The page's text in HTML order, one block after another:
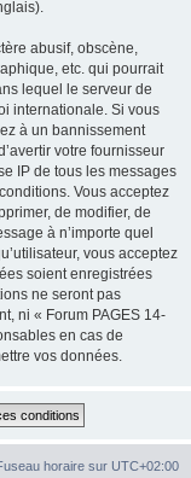
abusif, obscène,
etc. qui pourrait
lequel le serveur de
internationale. Si vous
à un bannissement
votre fournisseur
IP de tous les messages
Vous acceptez
de modifier, de
à n’importe quel
vous acceptez
soient enregistrées
ne seront pas
ni « Forum PAGES 14-
en cas de
vos données.
horaire sur UTC+02:00